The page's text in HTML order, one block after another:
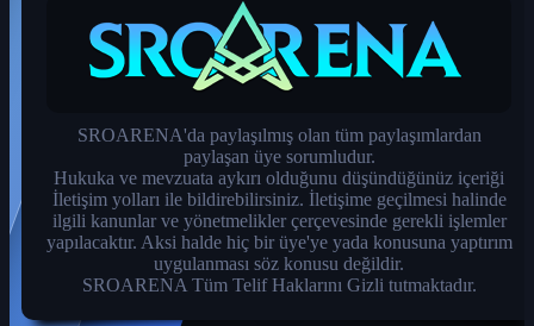
SROARENA'da paylaşılmış olan tüm paylaşımlardan
paylaşan üye sorumludur.
Hukuka ve mevzuata aykırı olduğunu düşündüğünüz içeriği
İletişim yolları ile bildirebilirsiniz. İletişime geçilmesi halinde
ilgili kanunlar ve yönetmelikler çerçevesinde gerekli işlemler
yapılacaktır. Aksi halde hiç bir üye'ye yada konusuna yaptırım
uygulanması söz konusu değildir.
SROARENA Tüm Telif Haklarını Gizli tutmaktadır.